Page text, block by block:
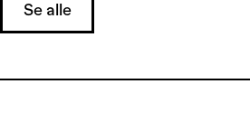
Se alle